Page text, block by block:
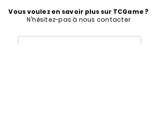
Vous voulez en savoir plus sur TCGame ?
N'hésitez-pas à nous contacter